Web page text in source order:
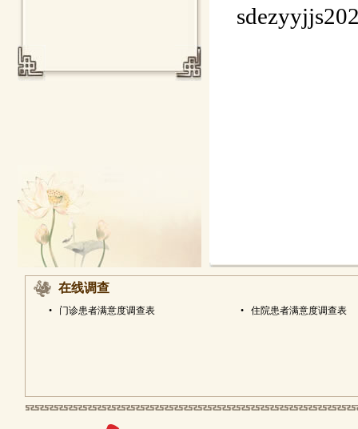
在线调查
• 门诊患者满意度调查表 • 住院患者满意度调查表